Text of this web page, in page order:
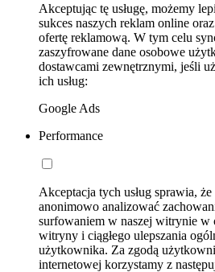
Akceptując tę usługę, możemy
sukces naszych reklam online
ofertę reklamową. W tym celu
zaszyfrowane dane osobowe
dostawcami zewnętrznymi, jeśli
ich usług:
Google Ads
Performance
Akceptacja tych usług sprawia,
anonimowo analizować
surfowaniem w naszej witrynie w
witryny i ciągłego ulepszania
użytkownika. Za zgodą
internetowej korzystamy z